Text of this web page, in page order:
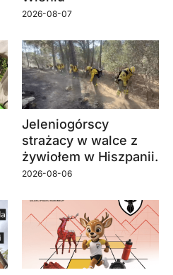
2026-08-07
Jeleniogórscy
strażacy w walce z
żywiołem w Hiszpanii.
2026-08-06